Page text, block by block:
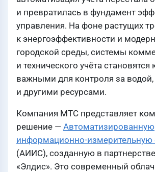
и превратилась в фундамент
управления. На фоне растущих
к энергоэффективности и
городской среды, системы
и технического учёта становятся
важными для контроля за
и другими ресурсами.
Компания МТС представляет
решение — Автоматизированную
информационно-измерительную
(АИИС), созданную в
«Элдис». Это современный